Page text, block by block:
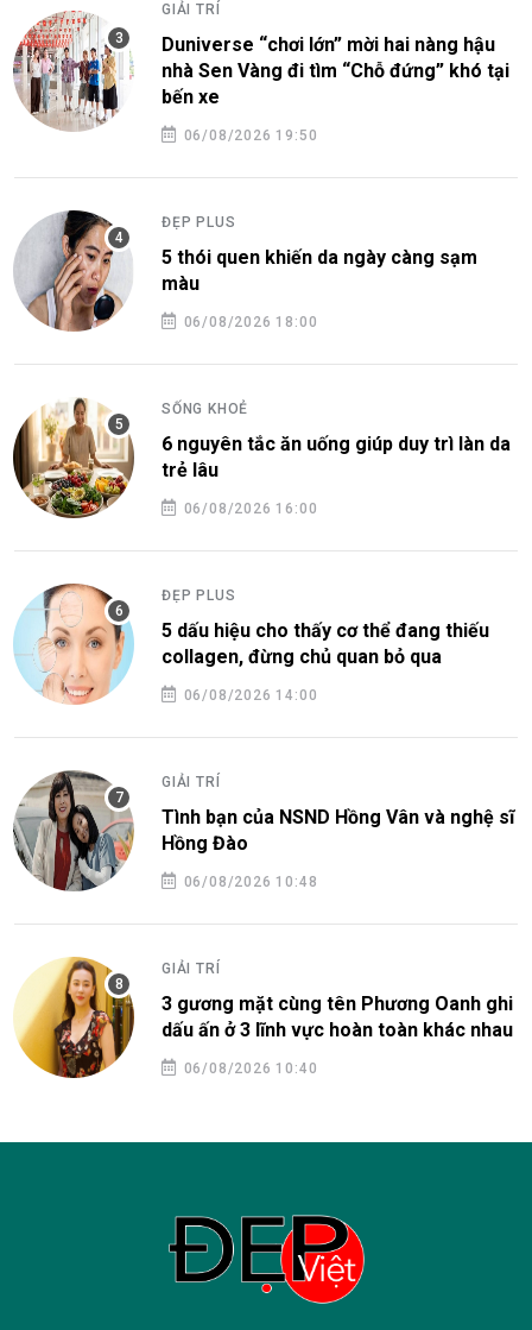
GIẢI TRÍ
Duniverse “chơi lớn” mời hai nàng hậu
nhà Sen Vàng đi tìm “Chỗ đứng” khó tại
bến xe
06/08/2026 19:50
ĐẸP PLUS
5 thói quen khiến da ngày càng sạm
màu
06/08/2026 18:00
SỐNG KHOẺ
6 nguyên tắc ăn uống giúp duy trì làn da
trẻ lâu
06/08/2026 16:00
ĐẸP PLUS
5 dấu hiệu cho thấy cơ thể đang thiếu
collagen, đừng chủ quan bỏ qua
06/08/2026 14:00
GIẢI TRÍ
Tình bạn của NSND Hồng Vân và nghệ sĩ
Hồng Đào
06/08/2026 10:48
GIẢI TRÍ
3 gương mặt cùng tên Phương Oanh ghi
dấu ấn ở 3 lĩnh vực hoàn toàn khác nhau
06/08/2026 10:40